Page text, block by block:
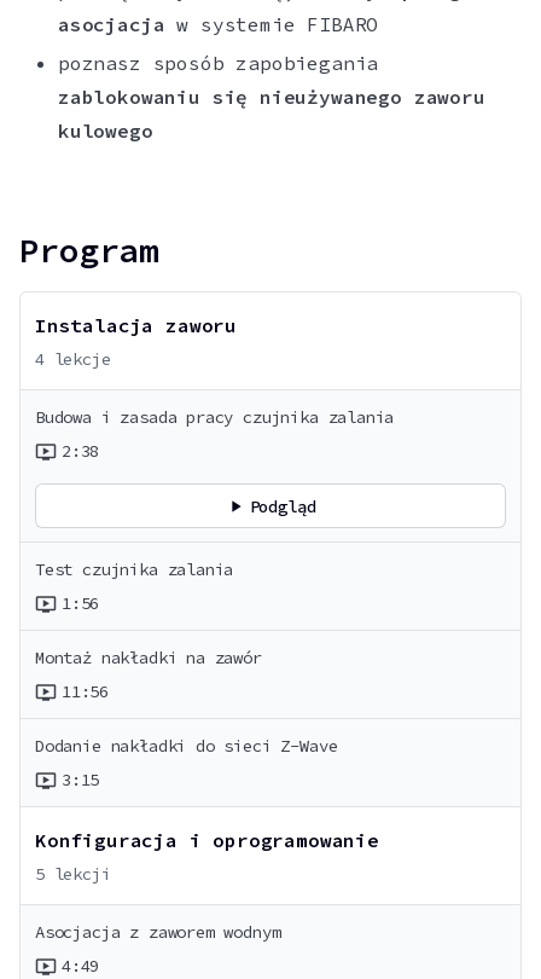
asocjacja w systemie FIBARO
poznasz sposób zapobiegania
zablokowaniu się nieużywanego zaworu
kulowego
Program
Instalacja zaworu
4lekcje
Budowa i zasada pracy czujnika zalania
ondemand_video 2:38
play_arrow Podgląd
Test czujnika zalania
ondemand_video 1:56
Montaż nakładki na zawór
ondemand_video 11:56
Dodanie nakładki do sieci Z-Wave
ondemand_video 3:15
Konfiguracja i oprogramowanie
5lekcji
Asocjacja z zaworem wodnym
ondemand_video 4:49